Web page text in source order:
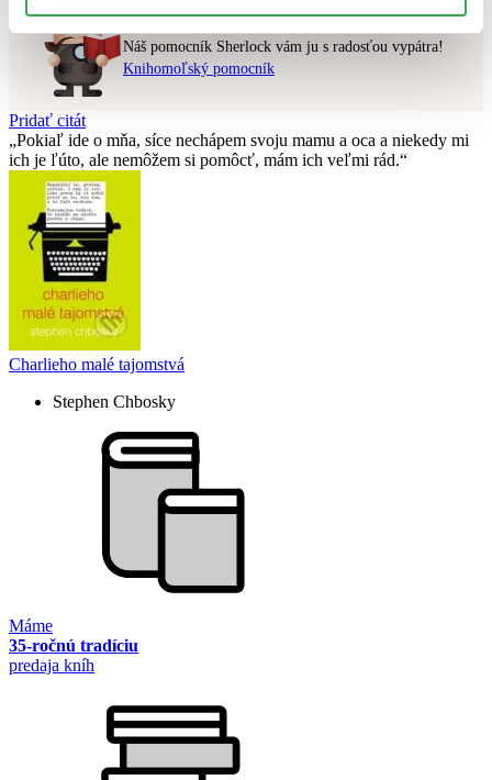
Chcete poradiť knihu?
Náš pomocník Sherlock vám ju s radosťou vypátra!
Knihomoľský pomocník
Pridať citát
Pokiaľ ide o mňa, síce nechápem svoju mamu a oca a niekedy mi
ich je ľúto, ale nemôžem si pomôcť, mám ich veľmi rád.
Charlieho malé tajomstvá
Stephen Chbosky
Máme
35-ročnú tradíciu
predaja kníh